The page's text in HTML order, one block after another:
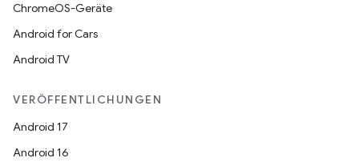
ChromeOS-Geräte
Android for Cars
Android TV
VERÖFFENTLICHUNGEN
Android 17
Android 16